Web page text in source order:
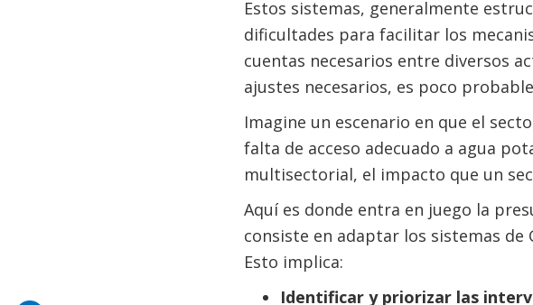
Estos sistemas, generalmente
dificultades para facilitar los
cuentas necesarios entre diversos
ajustes necesarios, es poco
Imagine un escenario en que el
falta de acceso adecuado a agua
multisectorial, el impacto que un
Aquí es donde entra en juego la
consiste en adaptar los sistemas de
Esto implica:
Identificar y priorizar las